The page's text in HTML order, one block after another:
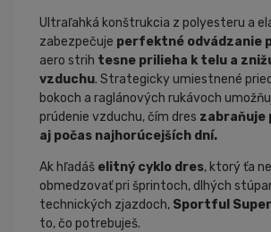
Ultraľahká konštrukcia z polyesteru a
zabezpečuje perfektné odvádzanie
aero strih tesne prilieha k telu a
vzduchu. Strategicky umiestnené
bokoch a raglánových rukávoch
prúdenie vzduchu, čím dres zabraňuje
aj počas najhorúcejších dní.
Ak hľadáš elitný cyklo dres, ktorý ťa
obmedzovať pri šprintoch, dlhých
technických zjazdoch, Sportful
to, čo potrebuješ.